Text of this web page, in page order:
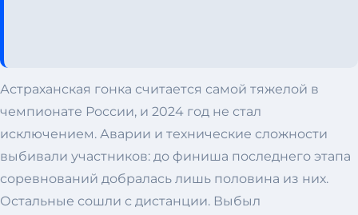
Астраханская гонка считается самой тяжелой в
чемпионате России, и 2024 год не стал
исключением. Аварии и технические сложности
выбивали участников: до финиша последнего этапа
соревнований добралась лишь половина из них.
Остальные сошли с дистанции. Выбыл